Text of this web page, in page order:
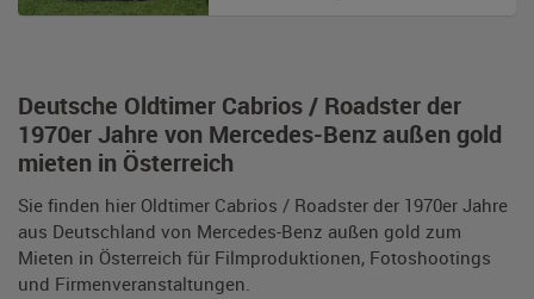
Deutsche Oldtimer Cabrios / Roadster der
1970er Jahre von Mercedes-Benz außen gold
mieten in Österreich
Sie finden hier Oldtimer Cabrios / Roadster der 1970er Jahre
aus Deutschland von Mercedes-Benz außen gold zum
Mieten in Österreich für Filmproduktionen, Fotoshootings
und Firmenveranstaltungen.